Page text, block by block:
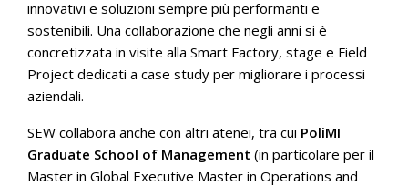
innovativi e soluzioni sempre più performanti e
sostenibili. Una collaborazione che negli anni si è
concretizzata in visite alla Smart Factory, stage e Field
Project dedicati a case study per migliorare i processi
aziendali.
SEW collabora anche con altri atenei, tra cui PoliMI
Graduate School of Management (in particolare per il
Master in Global Executive Master in Operations and